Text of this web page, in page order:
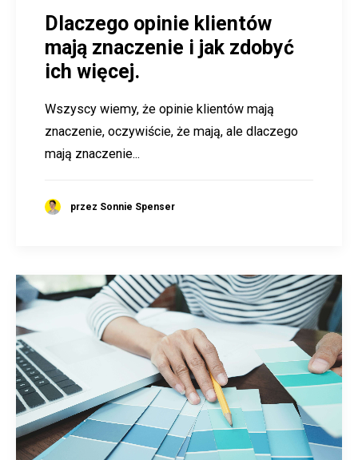
Dlaczego opinie klientów
mają znaczenie i jak zdobyć
ich więcej.
Wszyscy wiemy, że opinie klientów mają
znaczenie, oczywiście, że mają, ale dlaczego
mają znaczenie...
przez Sonnie Spenser